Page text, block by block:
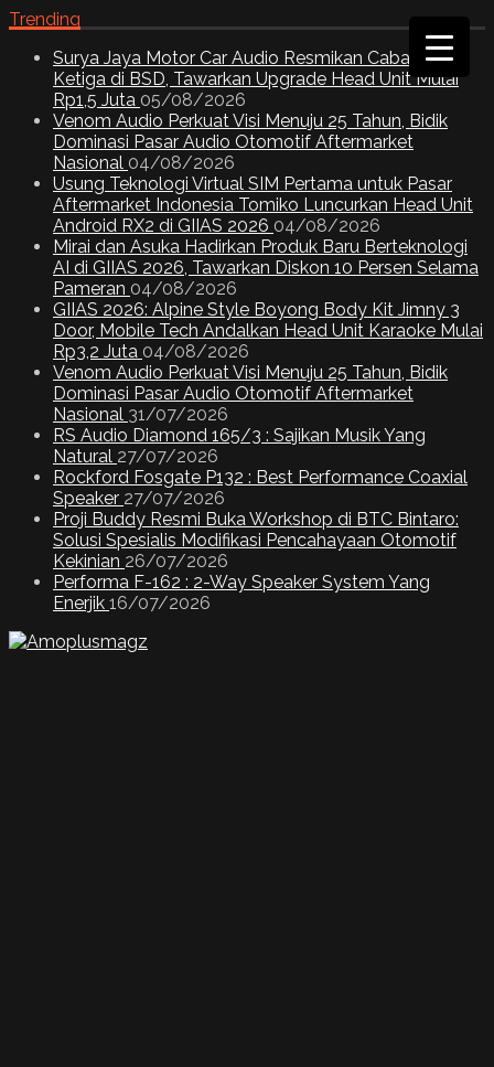
Trending
Surya Jaya Motor Car Audio Resmikan Cabang
Ketiga di BSD, Tawarkan Upgrade Head Unit Mulai
Rp1,5 Juta 05/08/2026
Venom Audio Perkuat Visi Menuju 25 Tahun, Bidik
Dominasi Pasar Audio Otomotif Aftermarket
Nasional 04/08/2026
Usung Teknologi Virtual SIM Pertama untuk Pasar
Aftermarket Indonesia Tomiko Luncurkan Head Unit
Android RX2 di GIIAS 2026 04/08/2026
Mirai dan Asuka Hadirkan Produk Baru Berteknologi
AI di GIIAS 2026, Tawarkan Diskon 10 Persen Selama
Pameran 04/08/2026
GIIAS 2026: Alpine Style Boyong Body Kit Jimny 3
Door, Mobile Tech Andalkan Head Unit Karaoke Mulai
Rp3,2 Juta 04/08/2026
Venom Audio Perkuat Visi Menuju 25 Tahun, Bidik
Dominasi Pasar Audio Otomotif Aftermarket
Nasional 31/07/2026
RS Audio Diamond 165/3 : Sajikan Musik Yang
Natural 27/07/2026
Rockford Fosgate P132 : Best Performance Coaxial
Speaker 27/07/2026
Proji Buddy Resmi Buka Workshop di BTC Bintaro:
Solusi Spesialis Modifikasi Pencahayaan Otomotif
Kekinian 26/07/2026
Performa F-162 : 2-Way Speaker System Yang
Enerjik 16/07/2026